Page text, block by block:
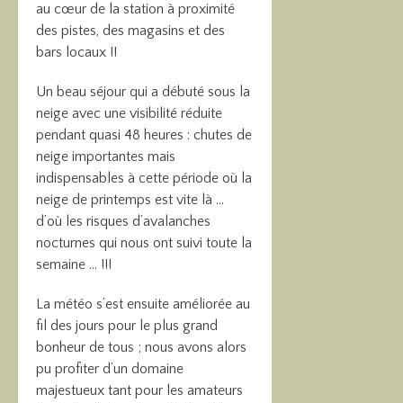
au cœur de la station à proximité
des pistes, des magasins et des
bars locaux !!
Un beau séjour qui a débuté sous la
neige avec une visibilité réduite
pendant quasi 48 heures : chutes de
neige importantes mais
indispensables à cette période où la
neige de printemps est vite là …
d’où les risques d’avalanches
nocturnes qui nous ont suivi toute la
semaine … !!!
La météo s’est ensuite améliorée au
fil des jours pour le plus grand
bonheur de tous ; nous avons alors
pu profiter d’un domaine
majestueux tant pour les amateurs